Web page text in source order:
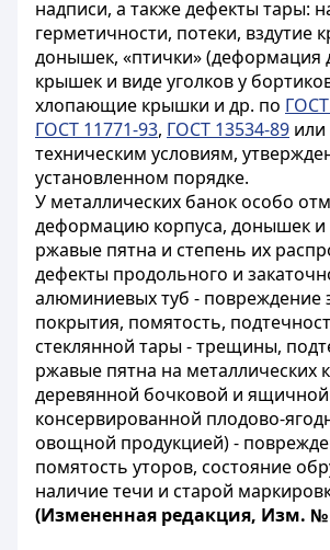
надписи, а также дефекты тары:
герметичности, потеки, вздутие
донышек, «птички» (деформация
крышек и виде уголков у
хлопающие крышки и др. по ГОСТ
ГОСТ 11771-93, ГОСТ 13534-89 или
техническим условиям,
установленном порядке.
У металлических банок особо
деформацию корпуса, донышек
ржавые пятна и степень их
дефекты продольного и
алюминиевых туб - повреждение
покрытия, помятость,
стеклянной тары - трещины,
ржавые пятна на металлических
деревянной бочковой и ящичной
консервированной плодово-
овощной продукцией) -
помятость уторов, состояние
наличие течи и старой
(Измененная редакция, Изм. №